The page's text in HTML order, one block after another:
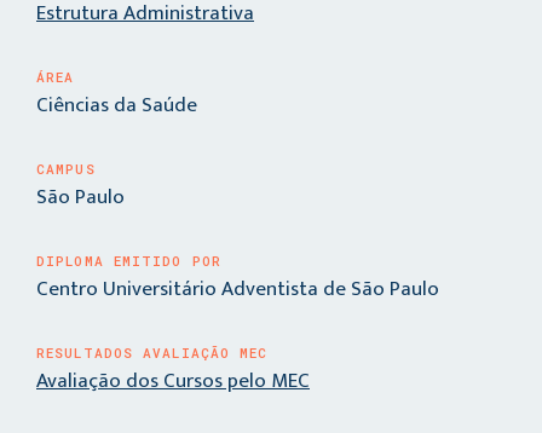
Estrutura Administrativa
ÁREA
Ciências da Saúde
CAMPUS
São Paulo
DIPLOMA EMITIDO POR
Centro Universitário Adventista de São Paulo
RESULTADOS AVALIAÇÃO MEC
Avaliação dos Cursos pelo MEC